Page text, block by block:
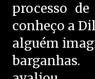
processo
conheço a
alguém